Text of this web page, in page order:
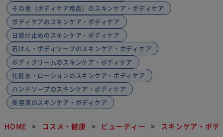
その他（ボディケア用品）のスキンケア・ボディケア
ボディケアのスキンケア・ボディケア
日焼け止めのスキンケア・ボディケア
石けん・ボディソープのスキンケア・ボディケア
ボディクリームのスキンケア・ボディケア
化粧水・ローションのスキンケア・ボディケア
ハンドソープのスキンケア・ボディケア
美容液のスキンケア・ボディケア
HOME コスメ・健康 ビューティー スキンケア・ボデ